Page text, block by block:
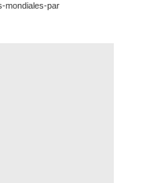
mondiales-par